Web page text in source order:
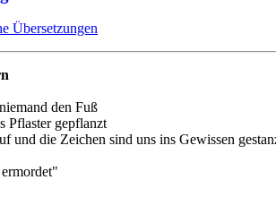
Übersetzungen
den Fuß
Pflaster gepflanzt
und die Zeichen sind uns ins Gewissen